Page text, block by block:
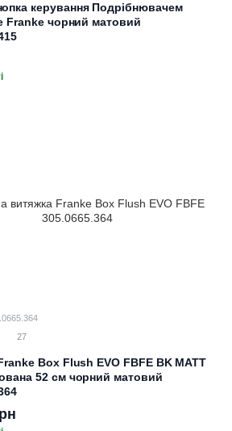
керування Подрібнювачем
Franke чорний матовий
27
Box Flush EVO FBFE BK MATT
52 см чорний матовий